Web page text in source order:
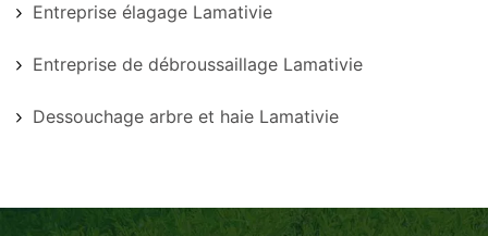
Entreprise élagage Lamativie
Entreprise de débroussaillage Lamativie
Dessouchage arbre et haie Lamativie